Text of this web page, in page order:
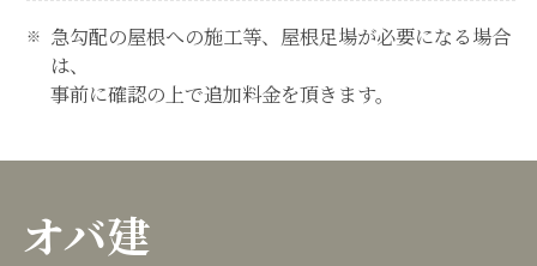
急勾配の屋根への施工等、屋根足場が必要になる場合
は、
事前に確認の上で追加料金を頂きます。
オバ建